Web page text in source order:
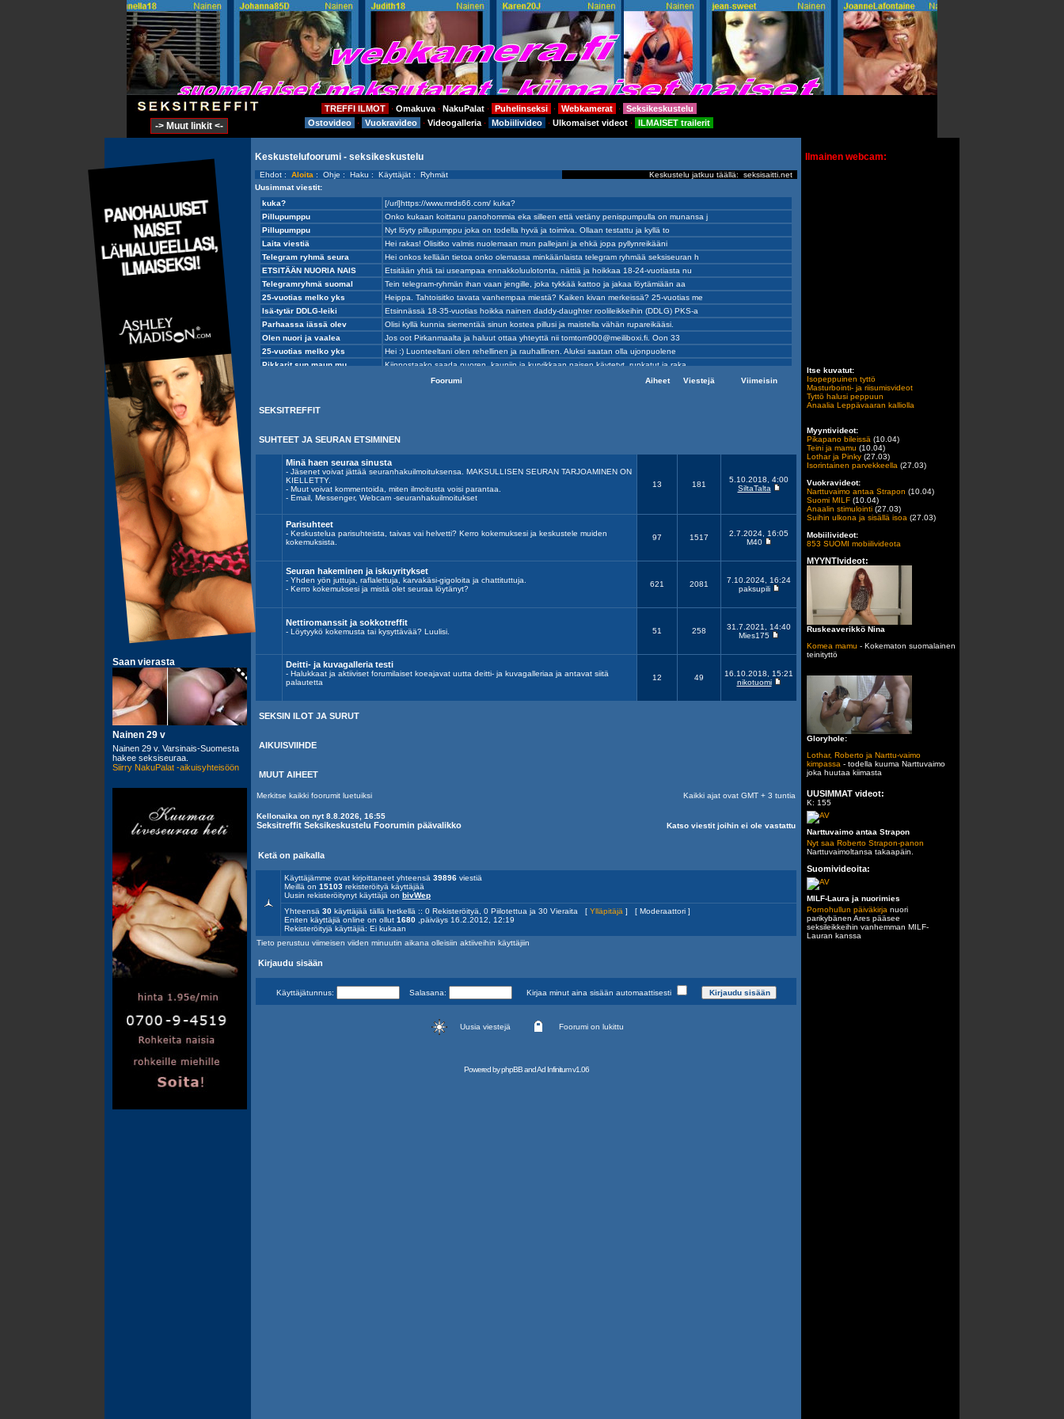
TREFFI ILMOT ⋅ Omakuva ⋅ NakuPalat ⋅ Puhelinseksi ⋅ Webkamerat ⋅
Seksikeskustelu
Ostovideo
⋅ Vuokravideo ⋅ Videogalleria ⋅ Mobiilivideo ⋅ Ulkomaiset videot ⋅ ILMAISET trailerit
-> Muut linkit <-
Keskustelufoorumi - seksikeskustelu
Ehdot : Aloita : Ohje : Haku : Käyttäjät : Ryhmät Keskustelu jatkuu täällä: seksisaitti.net
Uusimmat viestit:
Foorumi Aiheet Viestejä Viimeisin
SEKSITREFFIT
SUHTEET JA SEURAN ETSIMINEN
Minä haen seuraa sinusta
- Jäsenet voivat jättää seuranhakuilmoituksensa. MAKSULLISEN SEURAN TARJOAMINEN ON
KIELLETTY.
- Muut voivat kommentoida, miten ilmoitusta voisi parantaa.
- Email, Messenger, Webcam -seuranhakuilmoitukset
13 181
5.10.2018, 4:00
SiltaTalta
Parisuhteet
- Keskustelua parisuhteista, taivas vai helvetti? Kerro kokemuksesi ja keskustele muiden
kokemuksista.
97 1517
2.7.2024, 16:05
M40
Seuran hakeminen ja iskuyritykset
- Yhden yön juttuja, raflalettuja, karvakäsi-gigoloita ja chattituttuja.
- Kerro kokemuksesi ja mistä olet seuraa löytänyt?
621 2081
7.10.2024, 16:24
paksupili
Nettiromanssit ja sokkotreffit
- Löytyykö kokemusta tai kysyttävää? Luulisi. 51 258
31.7.2021, 14:40
Mies175
Deitti- ja kuvagalleria testi
- Halukkaat ja aktiiviset forumilaiset koeajavat uutta deitti- ja kuvagalleriaa ja antavat siitä
palautetta
12 49
16.10.2018, 15:21
nikotuomi
SEKSIN ILOT JA SURUT
AIKUISVIIHDE
MUUT AIHEET
Merkitse kaikki foorumit luetuiksi Kaikki ajat ovat GMT + 3 tuntia
Kellonaika on nyt 8.8.2026, 16:55
Seksitreffit Seksikeskustelu Foorumin päävalikko Katso viestit joihin ei ole vastattu
Ketä on paikalla
Käyttäjämme ovat kirjoittaneet yhteensä 39896 viestiä
Meillä on 15103 rekisteröityä käyttäjää
Uusin rekisteröitynyt käyttäjä on bivWep
Yhteensä 30 käyttäjää tällä hetkellä :: 0 Rekisteröityä, 0 Piilotettua ja 30 Vieraita [ Ylläpitäjä ] [ Moderaattori ]
Eniten käyttäjiä online on ollut 1680 ,päiväys 16.2.2012, 12:19
Rekisteröityjä käyttäjiä: Ei kukaan
Tieto perustuu viimeisen viiden minuutin aikana olleisiin aktiiveihin käyttäjiin
Kirjaudu sisään
Käyttäjätunnus: Salasana: Kirjaa minut aina sisään automaattisesti
Uusia viestejä Foorumi on lukittu
Powered byphpBBandAd Infinitumv1.06
Ilmainen webcam:
Itse kuvatut:
Isopeppuinen tyttö
Masturbointi- ja riisumisvideot
Tyttö halusi peppuun
Anaalia Leppävaaran kalliolla
Myyntivideot:
Pikapano bileissä (10.04)
Teini ja mamu (10.04)
Lothar ja Pinky (27.03)
Isorintainen parvekkeella (27.03)
Vuokravideot:
Narttuvaimo antaa Strapon (10.04)
Suomi MILF (10.04)
Anaalin stimulointi (27.03)
Suihin ulkona ja sisällä isoa (27.03)
Mobiilivideot:
853 SUOMI mobiilivideota
MYYNTIvideot:
Ruskeaverikkö Nina
Komea mamu - Kokematon suomalainen
teinityttö
Gloryhole:
Lothar, Roberto ja Narttu-vaimo
kimpassa - todella kuuma Narttuvaimo
joka huutaa kiimasta
UUSIMMAT videot:
K: 155
Narttuvaimo antaa Strapon
Nyt saa Roberto Strapon-panon
Narttuvaimoltansa takaapäin.
Suomivideoita:
MILF-Laura ja nuorimies
Pornohullun päiväkirja nuori
parikybänen Ares pääsee
seksileikkeihin vanhemman MILF-
Lauran kanssa